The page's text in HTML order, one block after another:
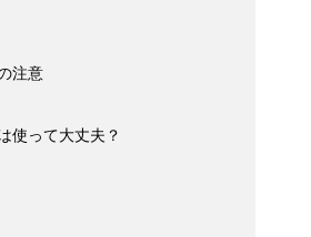
注意
使って大丈夫？